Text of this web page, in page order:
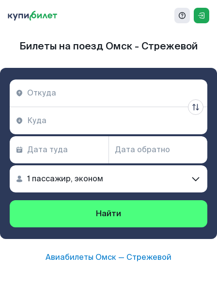
Билеты на поезд Омск - Стрежевой
Найти
Авиабилеты Омск — Стрежевой